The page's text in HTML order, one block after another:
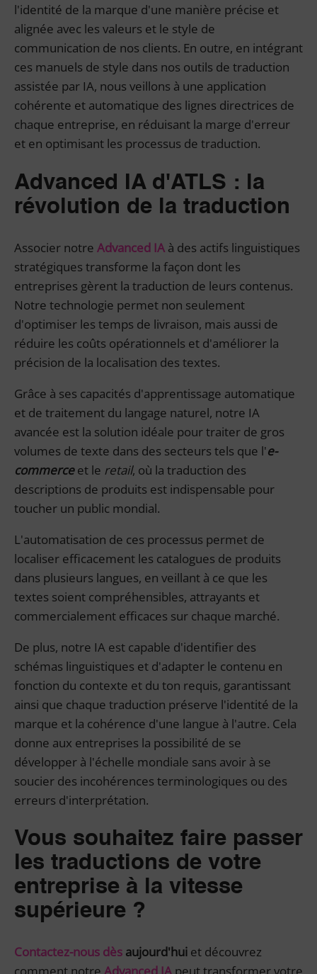
l'identité de la marque d'une manière précise et
alignée avec les valeurs et le style de
communication de nos clients. En outre, en intégrant
ces manuels de style dans nos outils de traduction
assistée par IA, nous veillons à une application
cohérente et automatique des lignes directrices de
chaque entreprise, en réduisant la marge d'erreur
et en optimisant les processus de traduction.
Advanced IA d'ATLS : la
révolution de la traduction
Associer notre Advanced IA à des actifs linguistiques
stratégiques transforme la façon dont les
entreprises gèrent la traduction de leurs contenus.
Notre technologie permet non seulement
d'optimiser les temps de livraison, mais aussi de
réduire les coûts opérationnels et d'améliorer la
précision de la localisation des textes.
Grâce à ses capacités d'apprentissage automatique
et de traitement du langage naturel, notre IA
avancée est la solution idéale pour traiter de gros
volumes de texte dans des secteurs tels que l'e-
commerceet le retail, où la traduction des
descriptions de produits est indispensable pour
toucher un public mondial.
L'automatisation de ces processus permet de
localiser efficacement les catalogues de produits
dans plusieurs langues, en veillant à ce que les
textes soient compréhensibles, attrayants et
commercialement efficaces sur chaque marché.
De plus, notre IA est capable d'identifier des
schémas linguistiques et d'adapter le contenu en
fonction du contexte et du ton requis, garantissant
ainsi que chaque traduction préserve l'identité de la
marque et la cohérence d'une langue à l'autre. Cela
donne aux entreprises la possibilité de se
développer à l'échelle mondiale sans avoir à se
soucier des incohérences terminologiques ou des
erreurs d'interprétation.
Vous souhaitez faire passer
les traductions de votre
entreprise à la vitesse
supérieure ?
Contactez-nous dès aujourd'hui et découvrez